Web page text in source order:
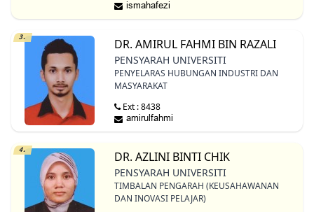
3. DR. AMIRUL FAHMI BIN RAZALI
PENSYARAH UNIVERSITI
PENYELARAS HUBUNGAN INDUSTRI DAN
MASYARAKAT
Ext : 8438
4. DR. AZLINI BINTI CHIK
PENSYARAH UNIVERSITI
TIMBALAN PENGARAH (KEUSAHAWANAN
DAN INOVASI PELAJAR)